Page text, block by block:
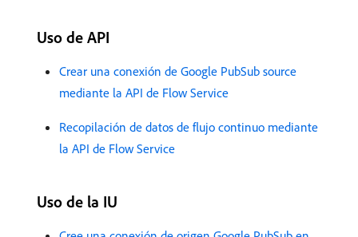
Uso de API
Crear una conexión de Google PubSub source
mediante la API de Flow Service
Recopilación de datos de flujo continuo mediante
la API de Flow Service
Uso de la IU